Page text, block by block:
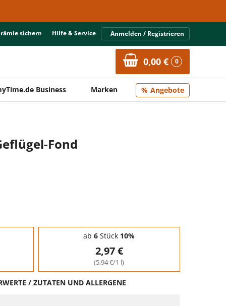
sichern Hilfe & Service Anmelden / Registrieren
0,00 € 0
Business Marken Angebote
Fond
ab 6 Stück 10%
2,97 €
(5,94 €/1 l)
/ ZUTATEN UND ALLERGENE